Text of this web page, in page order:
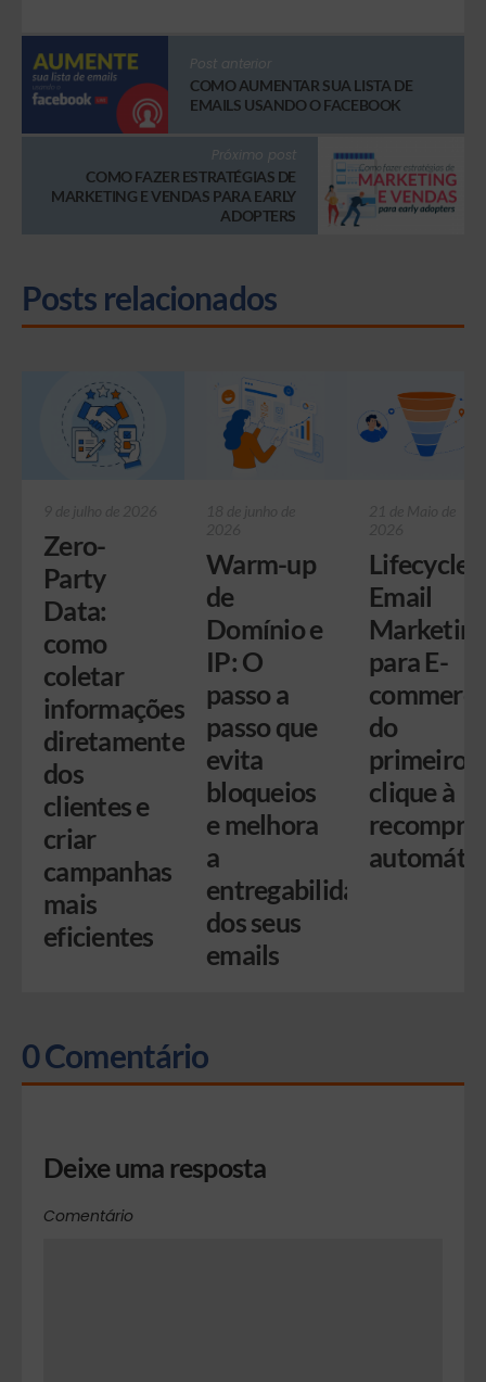
Post anterior
COMO AUMENTAR SUA LISTA DE
EMAILS USANDO O FACEBOOK
Próximo post
COMO FAZER ESTRATÉGIAS DE
MARKETING E VENDAS PARA EARLY
ADOPTERS
Posts relacionados
Zero-
Party
Data:
como
coletar
informações
diretamente
dos
clientes e
criar
campanhas
mais
eficientes
Warm-up
de
Domínio e
IP: O
passo a
passo que
evita
bloqueios
e melhora
a
entregabilidade
dos seus
emails
Lifecycle
Email
para E-
do
primeiro
clique à
recompra
0 Comentário
Deixe uma resposta
Comentário